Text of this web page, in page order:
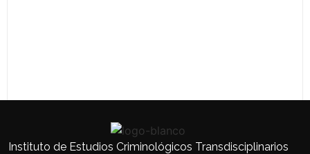
Instituto de Estudios Criminológicos Transdisciplinarios